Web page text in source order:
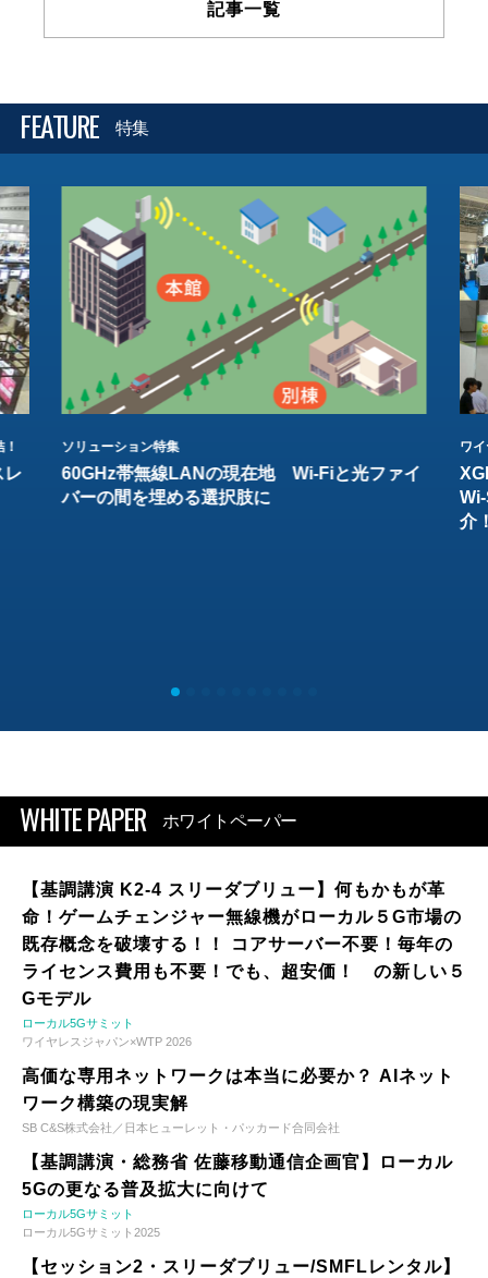
記事一覧
FEATURE 特集
レ
ソリューション特集
60GHz帯無線LANの現在地 Wi-Fiと光ファイ
バーの間を埋める選択肢に
ワ
介
WHITE PAPER ホワイトペーパー
【基調講演 K2-4 スリーダブリュー】何もかもが革
命！ゲームチェンジャー無線機がローカル５G市場の
既存概念を破壊する！！ コアサーバー不要！毎年の
ライセンス費用も不要！でも、超安価！ の新しい５
Gモデル
ローカル5Gサミット
ワイヤレスジャパン×WTP 2026
高価な専用ネットワークは本当に必要か？ AIネット
ワーク構築の現実解
SB C&S株式会社／日本ヒューレット・パッカード合同会社
【基調講演・総務省 佐藤移動通信企画官】ローカル
5Gの更なる普及拡大に向けて
ローカル5Gサミット
ローカル5Gサミット2025
【セッション2・スリーダブリュー/SMFLレンタル】